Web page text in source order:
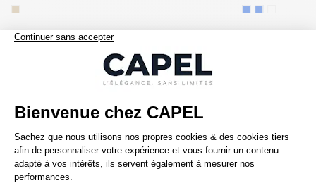
Nos clients aiment aussi